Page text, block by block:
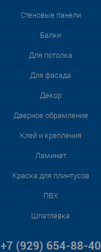
Стеновые панели
Балки
Для потолка
Для фасада
Декор
Дверное обрамление
Клей и крепления
Ламинат
Краска для плинтусов
ПВХ
Шпатлёвка
+7 (929) 654-88-40